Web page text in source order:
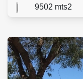
9502 mts2